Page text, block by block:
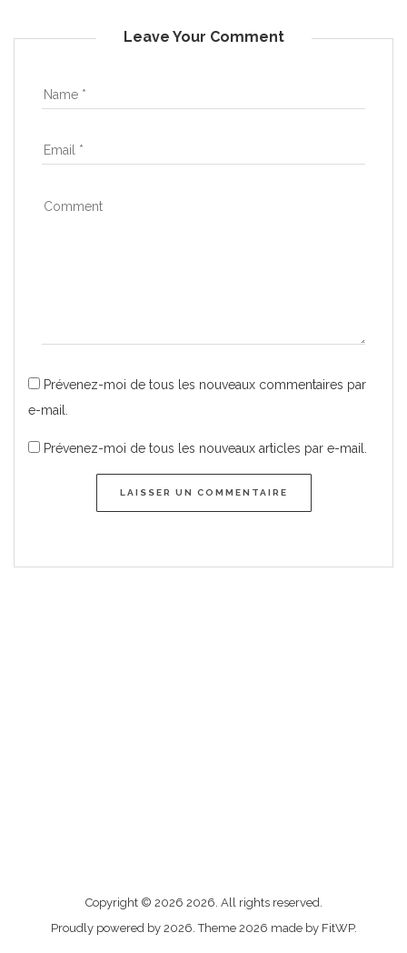
Leave Your Comment
Prévenez-moi de tous les nouveaux commentaires par
e-mail.
Prévenez-moi de tous les nouveaux articles par e-mail.
LAISSER UN COMMENTAIRE
contacter
Copyright © 2026 2026. All rights reserved.
Proudly powered by 2026. Theme 2026 made by FitWP.